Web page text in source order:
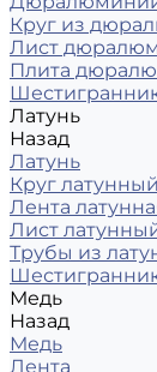
Круг из
Лист
Плита
Латунь
Назад
Латунь
Круг латунный
Лента
Лист
Трубы из
Медь
Назад
Медь
Лента